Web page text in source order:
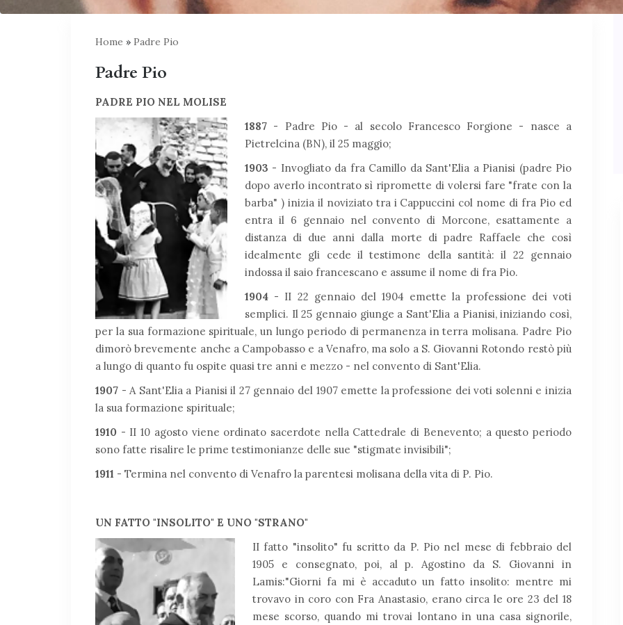
Home » Padre Pio
Padre Pio
PADRE PIO NEL MOLISE
1887 - Padre Pio - al secolo Francesco Forgione - nasce a
Pietrelcina (BN), il 25 maggio;
1903 - Invogliato da fra Camillo da Sant'Elia a Pianisi (padre Pio
dopo averlo incontrato sì ripromette di volersi fare "frate con la
barba" ) inizia il noviziato tra i Cappuccini col nome di fra Pio ed
entra il 6 gennaio nel convento di Morcone, esattamente a
distanza di due anni dalla morte di padre Raffaele che così
idealmente gli cede il testimone della santità: il 22 gennaio
indossa il saio francescano e assume il nome di fra Pio.
1904 - II 22 gennaio del 1904 emette la professione dei voti
semplici. Il 25 gennaio giunge a Sant'Elia a Pianisi, iniziando così,
per la sua formazione spirituale, un lungo periodo di permanenza in terra molisana. Padre Pio
dimorò brevemente anche a Campobasso e a Venafro, ma solo a S. Giovanni Rotondo restò più
a lungo di quanto fu ospite quasi tre anni e mezzo - nel convento di Sant'Elia.
1907 - A Sant'Elia a Pianisi il 27 gennaio del 1907 emette la professione dei voti solenni e inizia
la sua formazione spirituale;
1910 - II 10 agosto viene ordinato sacerdote nella Cattedrale di Benevento; a questo periodo
sono fatte risalire le prime testimonianze delle sue "stigmate invisibili";
1911 - Termina nel convento di Venafro la parentesi molisana della vita di P. Pio.
UN FATTO "INSOLITO" E UNO "STRANO"
II fatto "insolito" fu scritto da P. Pio nel mese di febbraio del
1905 e consegnato, poi, al p. Agostino da S. Giovanni in
Lamis:"Giorni fa mi è accaduto un fatto insolito: mentre mi
trovavo in coro con Fra Anastasio, erano circa le ore 23 del 18
mese scorso, quando mi trovai lontano in una casa signorile,